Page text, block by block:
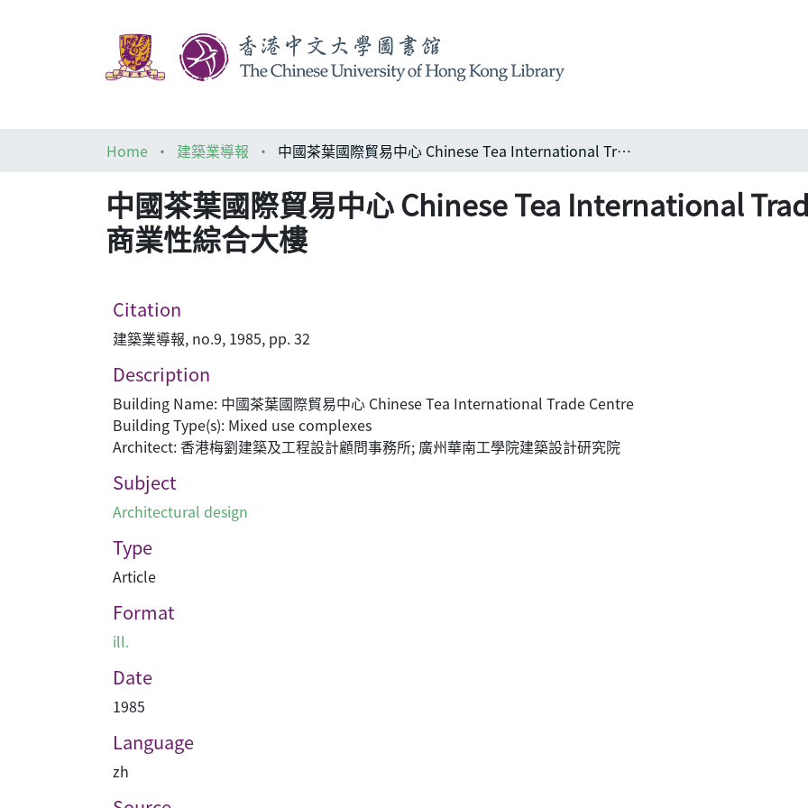
Home
建築業導報 中國茶葉國際貿易中心 Chinese Tea International Trade Centre﹕現代化高層商業性綜合大樓
中國茶葉國際貿易中心 Chinese Tea International
商業性綜合大樓
Citation
建築業導報, no.9, 1985, pp. 32
Description
Building Name: 中國茶葉國際貿易中心 Chinese Tea International Trade Centre
Building Type(s): Mixed use complexes
Architect: 香港梅劉建築及工程設計顧問事務所; 廣州華南工學院建築設計研究院
Subject
Architectural design
Type
Article
Format
ill.
Date
1985
Language
zh